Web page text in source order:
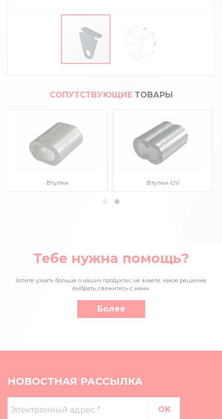
СОПУТСТВУЮЩИЕ ТОВАРЫ
Втулки Втулки OV
Тебе нужна помощь?
Хотите узнать больше о наших продуктах, не знаете, какое решение
выбрать, свяжитесь с нами.
Более
НОВОСТНАЯ РАССЫЛКА
адрес